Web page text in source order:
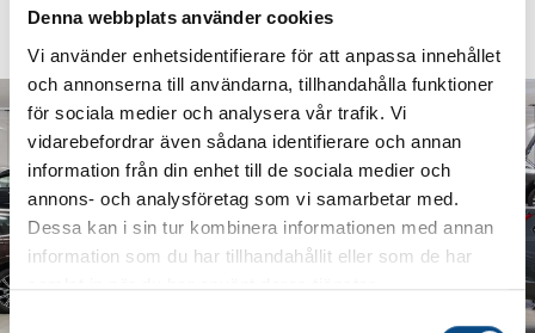
Denna webbplats använder cookies
Vi använder enhetsidentifierare för att anpassa innehållet
och annonserna till användarna, tillhandahålla funktioner
för sociala medier och analysera vår trafik. Vi
vidarebefordrar även sådana identifierare och annan
information från din enhet till de sociala medier och
annons- och analysföretag som vi samarbetar med.
Dessa kan i sin tur kombinera informationen med annan
information som du har tillhandahållit eller som de har
samlat in när du har använt deras tjänster.
S